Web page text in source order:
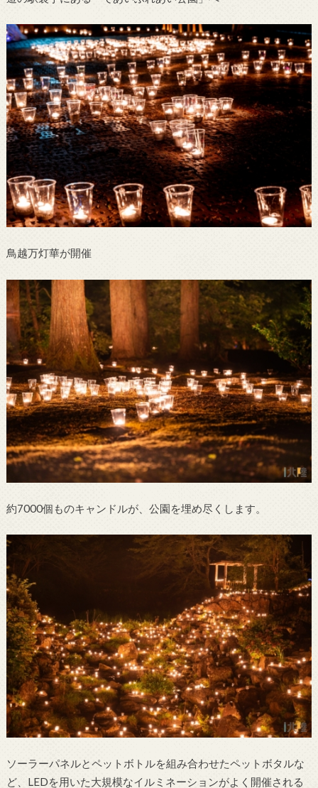
鳥越万灯華が開催
約7000個ものキャンドルが、公園を埋め尽くします。
ソーラーパネルとペットボトルを組み合わせたペットボタルな
ど、LEDを用いた大規模なイルミネーションがよく開催される